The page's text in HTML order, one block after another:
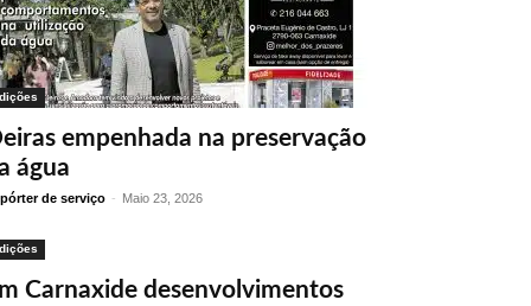
empenhada na preservação
água
de serviço - Maio 23, 2026
Carnaxide desenvolvimentos